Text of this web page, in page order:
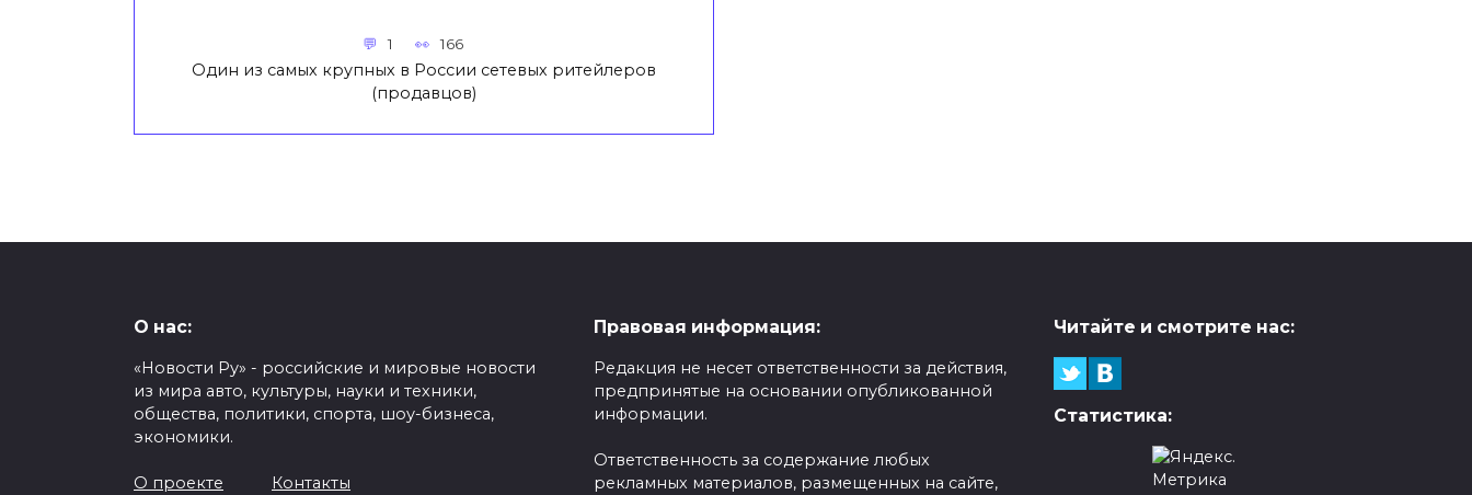
1 166
Один из самых крупных в России сетевых ритейлеров
(продавцов)
О нас:
«Новости Ру» - российские и мировые новости
из мира авто, культуры, науки и техники,
общества, политики, спорта, шоу-бизнеса,
экономики.
О проекте Контакты
Правовая информация:
Редакция не несет ответственности за действия,
предпринятые на основании опубликованной
информации.
Ответственность за содержание любых
рекламных материалов, размещенных на сайте,
Читайте и смотрите нас:
Статистика: